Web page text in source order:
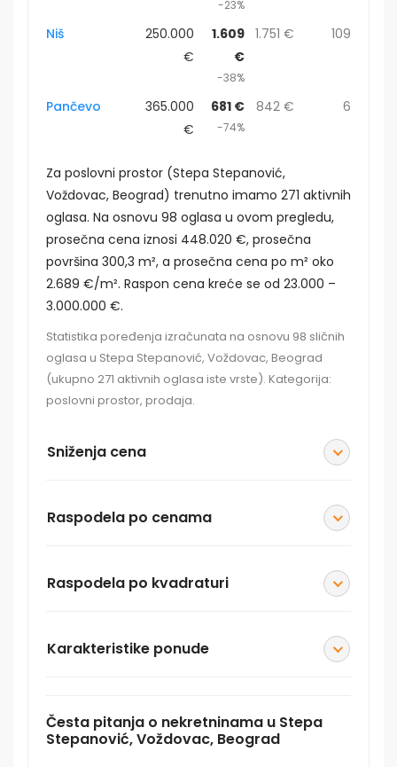
-23%
Niš
250.000
€
1.609
€
-38%
1.751 € 109
Pančevo
365.000
€
681 €
-74%
842 € 6
Za poslovni prostor (Stepa Stepanović,
Voždovac, Beograd) trenutno imamo 271 aktivnih
oglasa. Na osnovu 98 oglasa u ovom pregledu,
prosečna cena iznosi 448.020 €, prosečna
površina 300,3 m², a prosečna cena po m² oko
2.689 €/m². Raspon cena kreće se od 23.000 –
3.000.000 €.
Statistika poređenja izračunata na osnovu 98 sličnih
oglasa u Stepa Stepanović, Voždovac, Beograd
(ukupno 271 aktivnih oglasa iste vrste). Kategorija:
poslovni prostor, prodaja.
Sniženja cena
Raspodela po cenama
Raspodela po kvadraturi
Karakteristike ponude
Česta pitanja o nekretninama u Stepa
Stepanović, Voždovac, Beograd